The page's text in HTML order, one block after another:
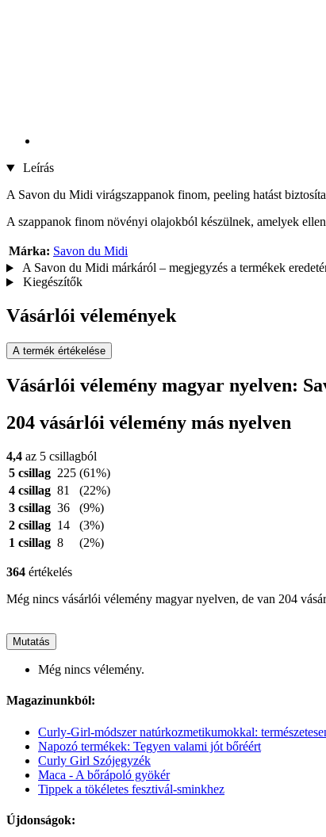
Leírás
A Savon du Midi virágszappanok finom, peeling hatást
A szappanok finom növényi olajokból készülnek, amelyek
Márka: Savon du Midi
A Savon du Midi márkáról – megjegyzés a termékek
Kiegészítők
Vásárlói vélemények
A termék értékelése
Vásárlói vélemény magyar nyelven:
204 vásárlói vélemény más nyelven
4,4 az 5 csillagból
5 csillag 225 (61%)
4 csillag 81
(22%)
3 csillag 36
(9%)
2 csillag 14
(3%)
1 csillag 8 (2%)
364 értékelés
Még nincs vásárlói vélemény magyar nyelven, de van 204
Mutatás
Még nincs vélemény.
Magazinunkból:
Curly-Girl-módszer natúrkozmetikumokkal:
Napozó termékek: Tegyen valami jót bőréért
Curly Girl Szójegyzék
Maca - A bőrápoló gyökér
Tippek a tökéletes fesztivál-sminkhez
Újdonságok: